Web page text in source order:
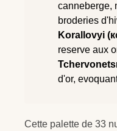
canneberge,
broderies
Korallovyi
reserve aux
d'or,
Cette palette de 33